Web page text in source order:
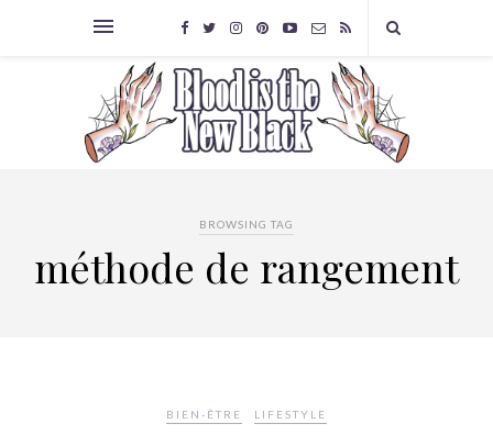
BROWSING TAG
méthode de rangement
BIEN-ÊTRE LIFESTYLE